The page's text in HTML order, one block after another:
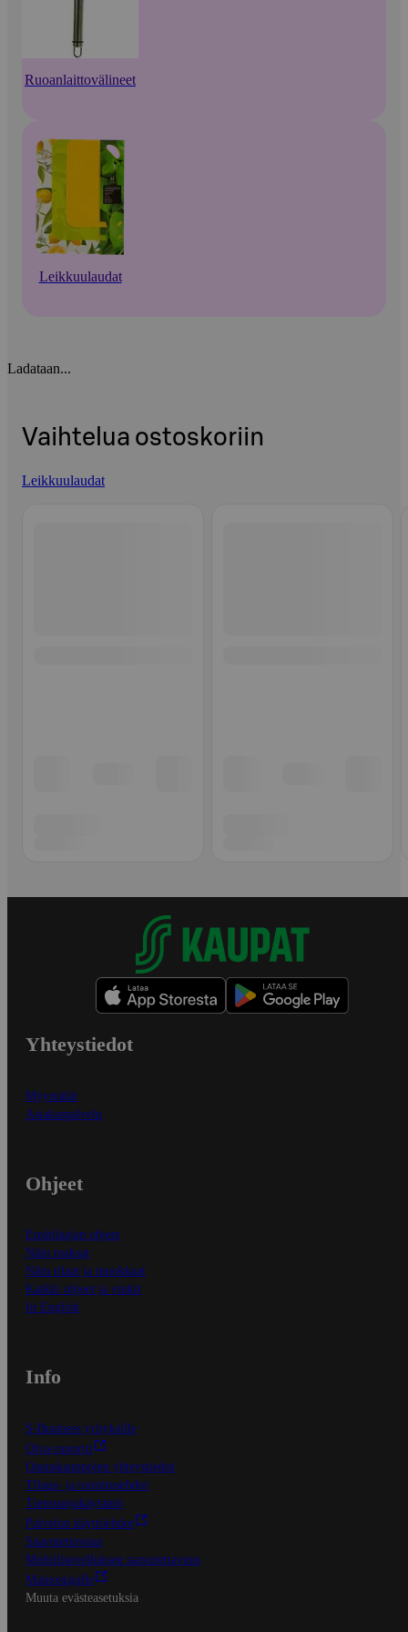
Ruoanlaittovälineet
Leikkuulaudat
Ladataan...
Vaihtelua ostoskoriin
Leikkuulaudat
Yhteystiedot
Myymälät
Asiakaspalvelu
Ohjeet
Ensitilaajan ohjeet
Näin maksat
Näin tilaat ja muokkaat
Kaikki ohjeet ja vinkit
In English
Info
S-Business yrityksille
Oiva-raportit
Osuuskauppojen yhteystiedot
Tilaus- ja toimitusehdot
Tietosuojakäytäntö
Palvelun käyttöehdot
Saavutettavuus
Mobiilisovelluksen saavutettavuus
Mainostajalle
Muuta evästeasetuksia